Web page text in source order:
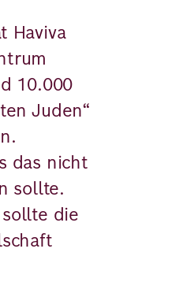
Haviva
10.000
Juden“
das nicht
sollte.
die